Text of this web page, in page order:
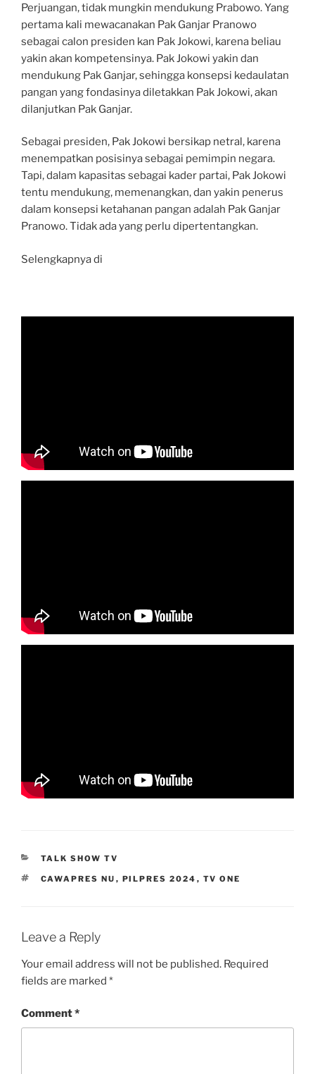
Perjuangan, tidak mungkin mendukung Prabowo. Yang
pertama kali mewacanakan Pak Ganjar Pranowo
sebagai calon presiden kan Pak Jokowi, karena beliau
yakin akan kompetensinya. Pak Jokowi yakin dan
mendukung Pak Ganjar, sehingga konsepsi kedaulatan
pangan yang fondasinya diletakkan Pak Jokowi, akan
dilanjutkan Pak Ganjar.
Sebagai presiden, Pak Jokowi bersikap netral, karena
menempatkan posisinya sebagai pemimpin negara.
Tapi, dalam kapasitas sebagai kader partai, Pak Jokowi
tentu mendukung, memenangkan, dan yakin penerus
dalam konsepsi ketahanan pangan adalah Pak Ganjar
Pranowo. Tidak ada yang perlu dipertentangkan.
Selengkapnya di
CATEGORIES
TALK SHOW TV
TAGS
CAWAPRES NU , PILPRES 2024 , TV ONE
Leave a Reply
Your email address will not be published. Required
fields are marked *
Comment*